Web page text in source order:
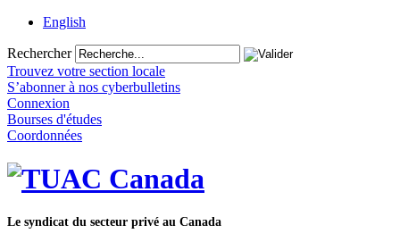
English
Rechercher
Trouvez votre section locale
S’abonner à nos cyberbulletins
Connexion
Bourses d'études
Coordonnées
Le syndicat du secteur privé au Canada